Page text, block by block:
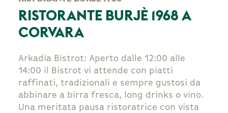
RISTORANTE BURJÈ 1968 A
CORVARA
Arkadia Bistrot: Aperto dalle 12:00 alle
14:00 il Bistrot vi attende con piatti
raffinati, tradizionali e sempre gustosi da
abbinare a birra fresca, long drinks o vino.
Una meritata pausa ristoratrice con vista